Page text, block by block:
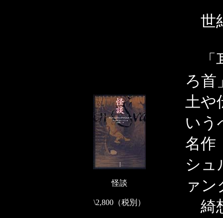
怪談
\2,800（税別）
世
「
ろ
土や
いう
名作
シュ
ァ
綺